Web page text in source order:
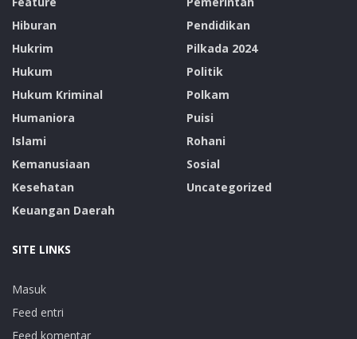
Hiburan
Hukrim
Hukum
Hukum Kriminal
Humaniora
Islami
Kemanusiaan
Kesehatan
Keuangan Daerah
Pendidikan
Pilkada 2024
Politik
Polkam
Puisi
Rohani
Sosial
Uncategorized
SITE LINKS
Masuk
Feed entri
Feed komentar